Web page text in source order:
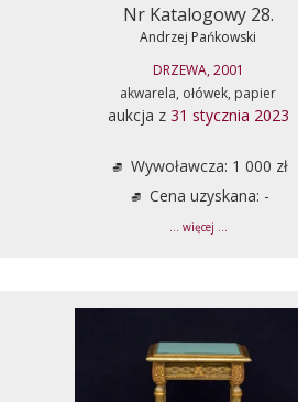
Nr Katalogowy 28.
Andrzej Pańkowski
DRZEWA, 2001
akwarela, ołówek, papier
aukcja z 31 stycznia 2023
Wywoławcza: 1 000 zł
Cena uzyskana: -
... więcej ...